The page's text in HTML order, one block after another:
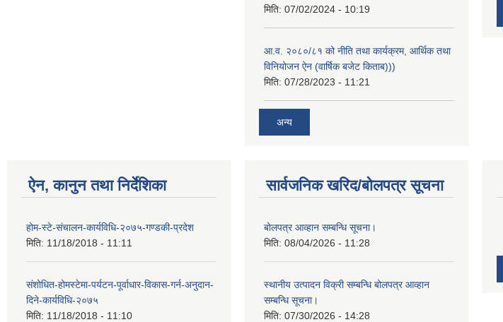
मिति: 07/02/2024 - 10:19
आ.व. २०८०/८१ को नीति तथा कार्यक्रम, आर्थिक तथा
विनियोजन ऐन (वार्षिक बजेट किताब)))
मिति: 07/28/2023 - 11:21
अन्य
ऐन, कानुन तथा निर्देशिका
होम-स्टे-संचालन-कार्यविधि-२०७५-गण्डकी-प्रदेश
मिति: 11/18/2018 - 11:11
संशोधित-होमस्टेमा-पर्यटन-पूर्वाधार-विकास-गर्न-अनुदान-
दिने-कार्यविधि-२०७५
मिति: 11/18/2018 - 11:10
सार्वजनिक खरिद/बोलपत्र सूचना
बोलपत्र आव्हान सम्बन्धि सूचना।
मिति: 08/04/2026 - 11:28
स्थानीय उत्पादन विक्री सम्बन्धि बोलपत्र आव्हान
सम्बन्धि सूचना।
मिति: 07/30/2026 - 14:28